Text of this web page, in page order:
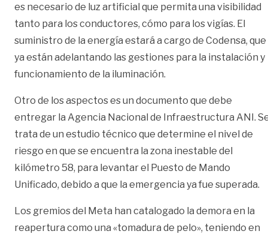
es necesario de luz artificial que permita una visibilidad
tanto para los conductores, cómo para los vigías. El
suministro de la energía estará a cargo de Codensa, que
ya están adelantando las gestiones para la instalación y
funcionamiento de la iluminación.
Otro de los aspectos es un documento que debe
entregar la Agencia Nacional de Infraestructura ANI.
trata de un estudio técnico que determine el nivel de
riesgo en que se encuentra la zona inestable del
kilómetro 58, para levantar el Puesto de Mando
Unificado, debido a que la emergencia ya fue superada.
Los gremios del Meta han catalogado la demora en la
reapertura como una «tomadura de pelo», teniendo en